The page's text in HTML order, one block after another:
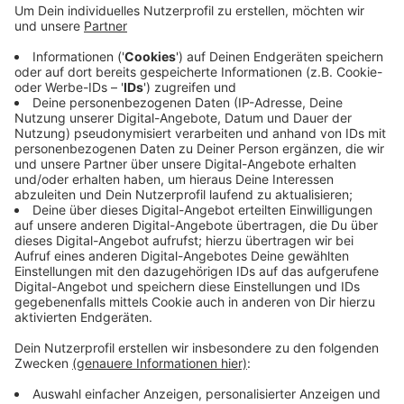
Situation in Sri Lanka aufmerksam gemacht
eigenes Volk mit eigenständiger Sprache und
Kultur und fordern von der Bundesregierung unter
anderem einen Abschiebestopp nach Sri Lanka. Bei
uns soll die Menschenkette entlang der B7
Richtung Barmen führen.
Veröffentlicht:Samstag, 26.02.2022 06:43
Anzeige